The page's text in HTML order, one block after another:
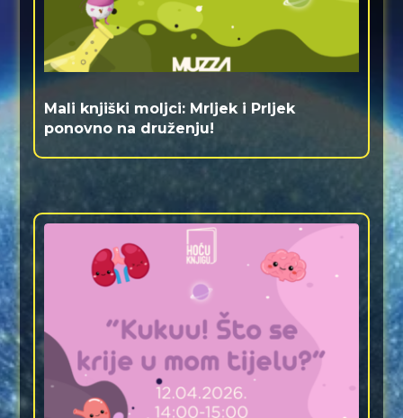
Mali knjiški moljci: Mrljek i Prljek
ponovno na druženju!